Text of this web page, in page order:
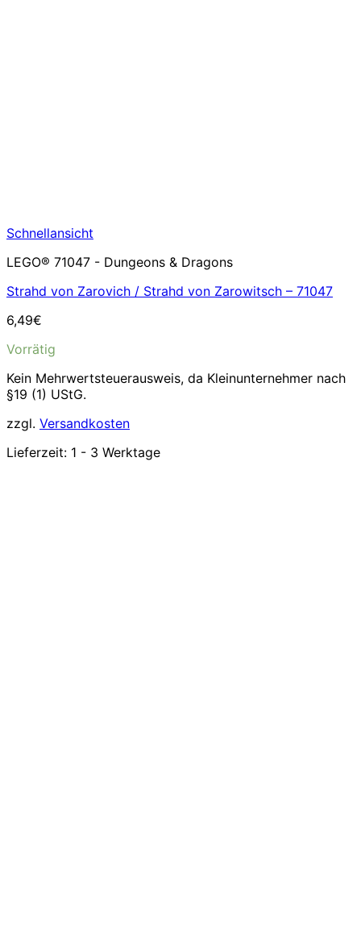
Schnellansicht
LEGO® 71047 - Dungeons & Dragons
Strahd von Zarovich / Strahd von Zarowitsch – 71047
6,49€
Vorrätig
Kein Mehrwertsteuerausweis, da Kleinunternehmer nach
§19 (1) UStG.
zzgl. Versandkosten
Lieferzeit: 1 - 3 Werktage